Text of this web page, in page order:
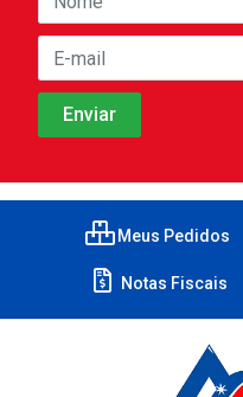
Meus Pedidos
Notas Fiscais